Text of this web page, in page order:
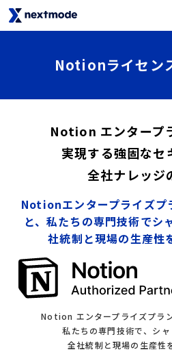
SaaSライセン
Oktaライセンス＆サポート
Netskopeライセンス＆サポー
Notionライセンス＆サポート
Asanaライセンス＆サポート
SysCloudライセンス＆サポート
CrowdStrikeライセンス＆サポ
Keeperライセンス＆サポート
Notionライセン
Notion エンタープ
​実現する強固な​セ
全社​ナレッジ
Notionエンタープライズプ
と、私たちの専門技術でシ
社統制と現場の生産性
Notion エンタープライズプラ
私たちの専門技術で、 シ
全社統制と現場の生産性